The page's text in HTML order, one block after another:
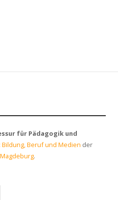
für Pädagogik und
Bildung, Beruf und Medien der
.